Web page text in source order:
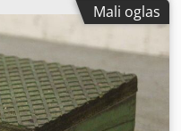
Mali oglas